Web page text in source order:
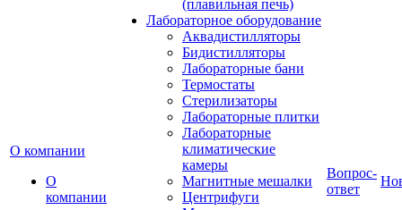
О компании
О
компании
(плавильная печь)
Лабораторное оборудование
Аквадистилляторы
Бидистилляторы
Лабораторные бани
Термостаты
Стерилизаторы
Лабораторные плитки
Лабораторные
климатические
камеры
Магнитные мешалки
Центрифуги
Вопрос-
ответ